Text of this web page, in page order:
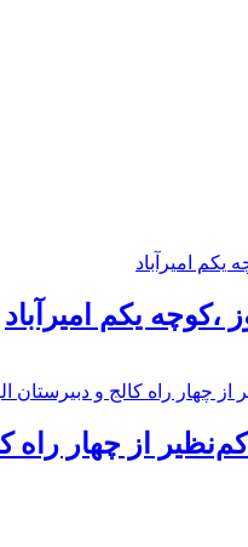
،کوچه یکم امیرآباد
از چهار راه كالج